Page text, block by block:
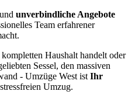
unverbindliche Angebote
Team erfahrener
Haushalt handelt oder
Sessel, den massiven
- Umzüge West ist Ihr
Umzug.